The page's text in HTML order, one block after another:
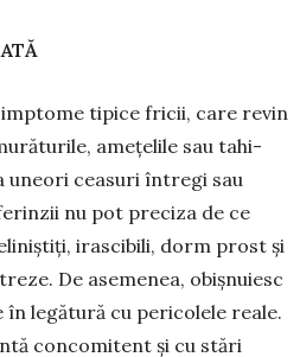
tipice fricii, care revin
amețelile sau tahi­­
uneori ceasuri întregi sau
nu pot preciza de ce
irascibili, dorm prost și
De asemenea, obiș­nuiesc
legătură cu pericolele reale.
concomitent și cu stări